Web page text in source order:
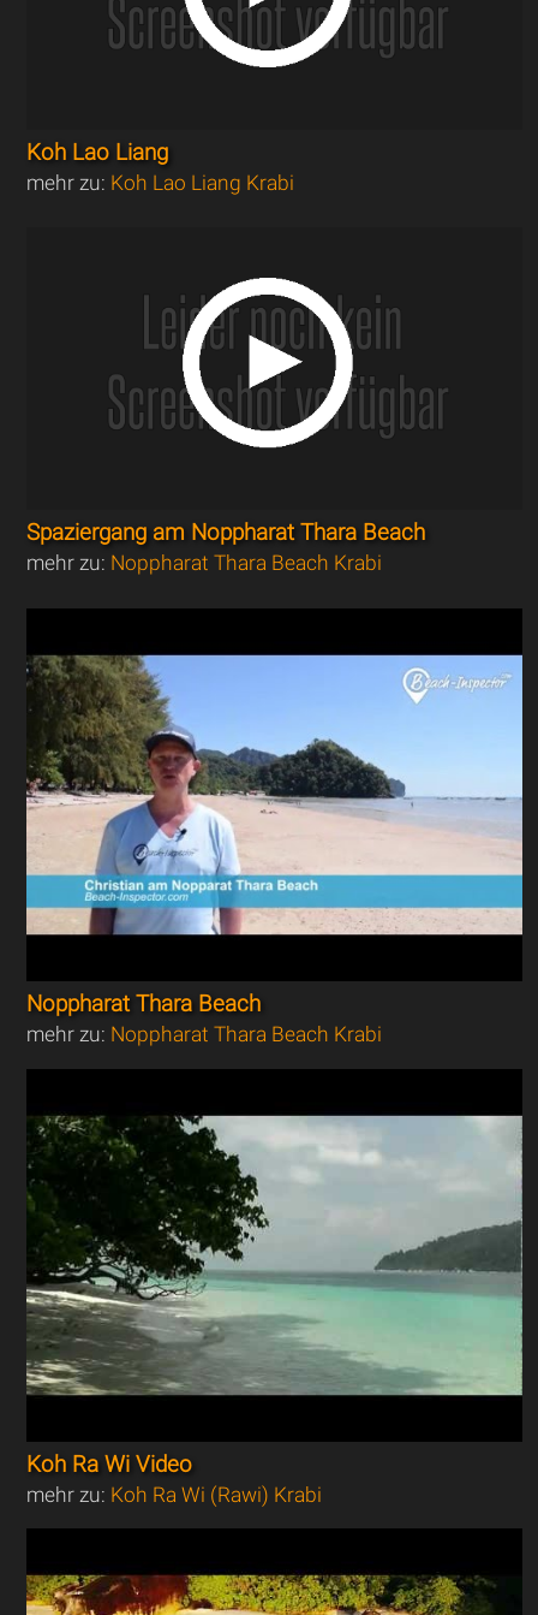
Koh Lao Liang
mehr zu: Koh Lao Liang Krabi
Spaziergang am Noppharat Thara Beach
mehr zu: Noppharat Thara Beach Krabi
Noppharat Thara Beach
mehr zu: Noppharat Thara Beach Krabi
Koh Ra Wi Video
mehr zu: Koh Ra Wi (Rawi) Krabi